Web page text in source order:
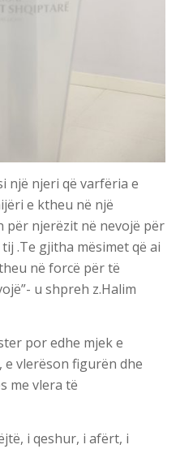
një njeri që varfëria e
e ktheu në një
për njerëzit në nevojë për
.Te gjitha mësimet që ai
në forcë për të
u shpreh z.Halim
por edhe mjek e
vlerëson figurën dhe
me vlera të
i qeshur, i afërt, i